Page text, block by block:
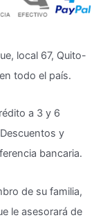
local 67, Quito-
todo el país.
a 3 y 6
y
bancaria.
de su familia,
le asesorará de